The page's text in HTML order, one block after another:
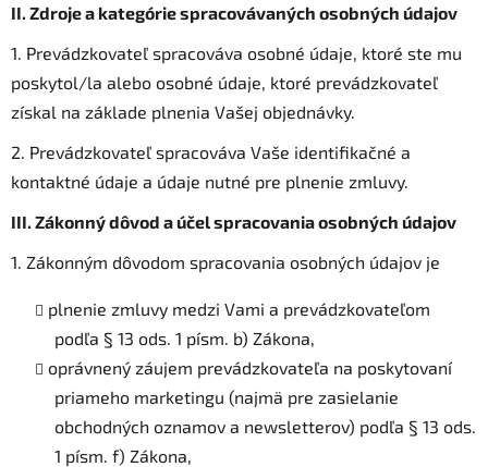
II. Zdroje a kategórie spracovávaných osobných údajov
1. Prevádzkovateľ spracováva osobné údaje, ktoré ste mu
poskytol/la alebo osobné údaje, ktoré prevádzkovateľ
získal na základe plnenia Vašej objednávky.
2. Prevádzkovateľ spracováva Vaše identifikačné a
kontaktné údaje a údaje nutné pre plnenie zmluvy.
III. Zákonný dôvod a účel spracovania osobných údajov
1. Zákonným dôvodom spracovania osobných údajov je
plnenie zmluvy medzi Vami a prevádzkovateľom
podľa § 13 ods. 1 písm. b) Zákona,
oprávnený záujem prevádzkovateľa na poskytovaní
priameho marketingu (najmä pre zasielanie
obchodných oznamov a newsletterov) podľa § 13 ods.
1 písm. f) Zákona,